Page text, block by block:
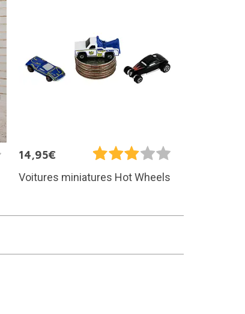
14,95€
Voitures miniatures Hot Wheels